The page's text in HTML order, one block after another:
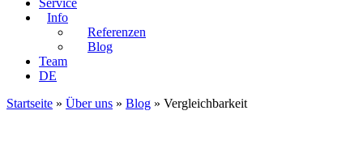
Service
Info
Referenzen
Blog
Team
DE
Startseite » Über uns » Blog » Vergleichbarkeit